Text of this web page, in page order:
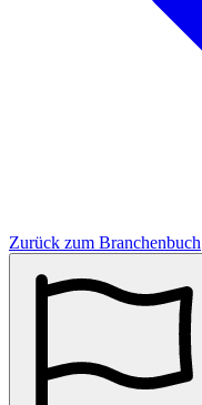
Zurück zum Branchenbuch